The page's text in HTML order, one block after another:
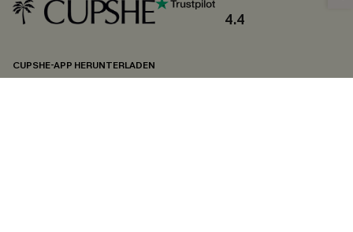
4.4
CUPSHE-APP HERUNTERLADEN